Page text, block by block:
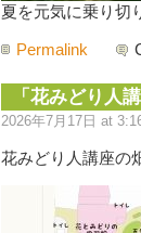
夏を元気に乗り切
Permalink
「花みどり人
2026年7月17日 at
花みどり人講座の